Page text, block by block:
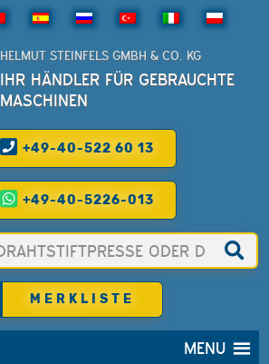
HELMUT STEINFELS GMBH & CO. KG
IHR HÄNDLER FÜR GEBRAUCHTE
MASCHINEN
+49-40-522 60 13
+49-40-5226-013
MERKLISTE
MENU